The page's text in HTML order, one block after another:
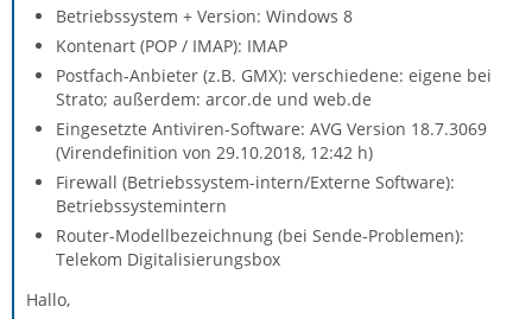
Betriebssystem + Version: Windows 8
Kontenart (POP / IMAP): IMAP
Postfach-Anbieter (z.B. GMX): verschiedene: eigene bei
Strato; außerdem: arcor.de und web.de
Eingesetzte Antiviren-Software: AVG Version 18.7.3069
(Virendefinition von 29.10.2018, 12:42 h)
Firewall (Betriebssystem-intern/Externe Software):
Betriebssystemintern
Router-Modellbezeichnung (bei Sende-Problemen):
Telekom Digitalisierungsbox
Hallo,